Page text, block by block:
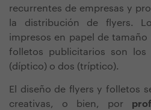
recurrentes de empresas y
la distribución de flyers.
impresos en papel de
folletos publicitarios son
(díptico) o dos (tríptico).
El diseño de flyers y folletos
creativas, o bien, por